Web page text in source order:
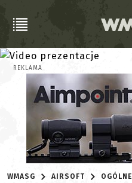
REKLAMA
WMASG AIRSOFT OGÓLNE